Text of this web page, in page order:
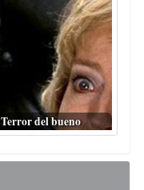
Terror del bueno